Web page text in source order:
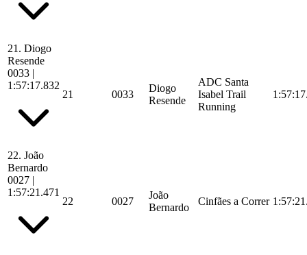
21. Diogo
Resende
0033 |
1:57:17.832
21 0033
Diogo
Resende
ADC Santa
Isabel Trail
Running
22. João
Bernardo
0027 |
1:57:21.471
22 0027
João
Bernardo
Cinfães a Correr